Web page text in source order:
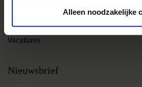
Alleen noodzakelijke
Cookies instellingen
Disclaimer & copyright
Vacatures
Nieuwsbrief